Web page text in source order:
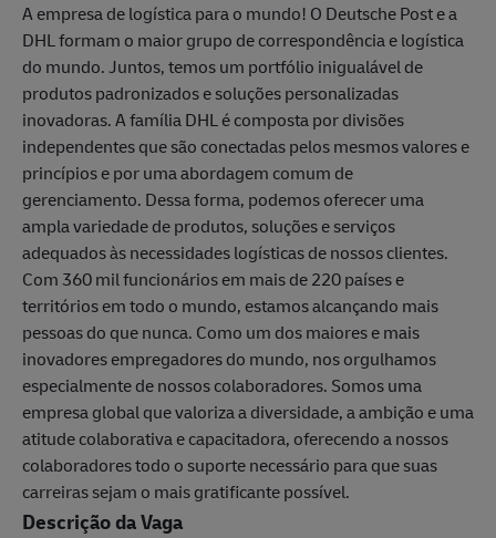
A empresa de logística para o mundo! O Deutsche Post e a
DHL formam o maior grupo de correspondência e logística
do mundo. Juntos, temos um portfólio inigualável de
produtos padronizados e soluções personalizadas
inovadoras. A família DHL é composta por divisões
independentes que são conectadas pelos mesmos valores e
princípios e por uma abordagem comum de
gerenciamento. Dessa forma, podemos oferecer uma
ampla variedade de produtos, soluções e serviços
adequados às necessidades logísticas de nossos clientes.
Com 360 mil funcionários em mais de 220 países e
territórios em todo o mundo, estamos alcançando mais
pessoas do que nunca. Como um dos maiores e mais
inovadores empregadores do mundo, nos orgulhamos
especialmente de nossos colaboradores. Somos uma
empresa global que valoriza a diversidade, a ambição e uma
atitude colaborativa e capacitadora, oferecendo a nossos
colaboradores todo o suporte necessário para que suas
carreiras sejam o mais gratificante possível.
Descrição da Vaga